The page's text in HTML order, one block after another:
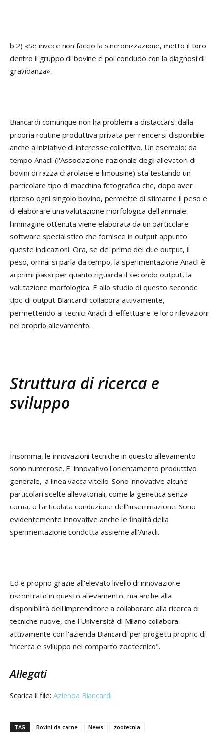
b.2) «Se invece non faccio la sincronizzazione, metto il toro
dentro il gruppo di bovine e poi concludo con la diagnosi di
gravidanza».
Biancardi comunque non ha problemi a distaccarsi dalla
propria routine produttiva privata per rendersi disponibile
anche a iniziative di interesse collettivo. Un esempio: da
tempo Anacli (l'Associazione nazionale degli allevatori di
bovini di razza charolaise e limousine) sta testando un
particolare tipo di macchina fotografica che, dopo aver
ripreso ogni singolo bovino, permette di stimarne il peso e
di elaborare una valutazione morfologica dell'animale:
l'immagine ottenuta viene elaborata da un particolare
software specialistico che fornisce in output appunto
queste indicazioni. Ora, se del primo dei due output, il
peso, ormai si parla da tempo, la sperimentazione Anacli è
ai primi passi per quanto riguarda il secondo output, la
valutazione morfologica. E allo studio di questo secondo
tipo di output Biancardi collabora attivamente,
permettendo ai tecnici Anacli di effettuare le loro rilevazioni
nel proprio allevamento.
Struttura di ricerca e
sviluppo
Insomma, le innovazioni tecniche in questo allevamento
sono numerose. E' innovativo l'orientamento produttivo
generale, la linea vacca vitello. Sono innovative alcune
particolari scelte allevatoriali, come la genetica senza
corna, o l'articolata conduzione dell'inseminazione. Sono
evidentemente innovative anche le finalità della
sperimentazione condotta assieme all'Anacli.
Ed è proprio grazie all'elevato livello di innovazione
riscontrato in questo allevamento, ma anche alla
disponibilità dell'imprenditore a collaborare alla ricerca di
tecniche nuove, che l'Università di Milano collabora
attivamente con l'azienda Biancardi per progetti proprio di
“ricerca e sviluppo nel comparto zootecnico".
Allegati
Scarica il file: Azienda Biancardi
TAG Bovini da carne News zootecnia